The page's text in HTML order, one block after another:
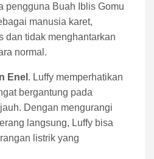
pengguna Buah Iblis Gomu
manusia karet,
dan tidak menghantarkan
normal.
Enel . Luffy memperhatikan
bergantung pada
Dengan mengurangi
langsung, Luffy bisa
listrik yang